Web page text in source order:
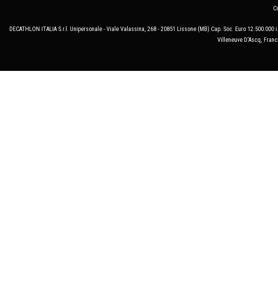
DECATHLON ITALIA S.r.l. Unipersonale - Viale Valassina, 268 - 20851 Lissone (MB) Cap. Soc. Euro
Villeneuve D'Ascq,